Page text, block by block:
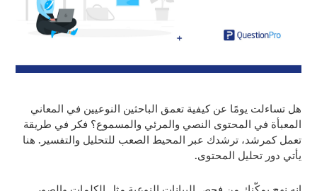
هل تساءلت يومًا عن كيفية تعمق الباحثين النوعيين في المعاني
المعبأة في المحتوى النصي والمرئي والمسموع؟ فكر في طريقة
تعمل كمرشد، ترشدك عبر المحيط الصعب للتحليل والتفسير. هنا
يأتي دور تحليل المحتوى.